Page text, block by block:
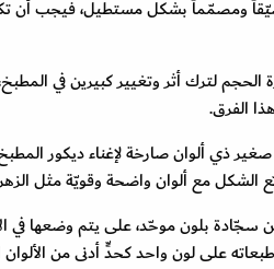
ومصمّماً بشكل مستطيل، فيجب أن
الحجم لترك أثر وتغيير كبيرين في
الفرق.
ذي ألوان صارخة لإغناء ديكور
الشكل مع ألوان واضحة وقويّة مثل
سجّادة بلون موحّد، على يتم وضعها في
على لون واحد كحدٍّ أدنى من